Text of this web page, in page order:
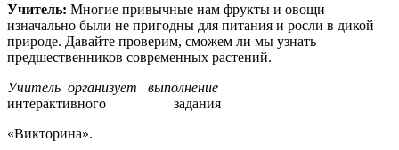
Учитель: Многие привычные нам фрукты и овощи
изначально были не пригодны для питания и росли в дикой
природе. Давайте проверим, сможем ли мы узнать
предшественников современных растений.
Учитель организует выполнение
интерактивного задания
«Викторина».